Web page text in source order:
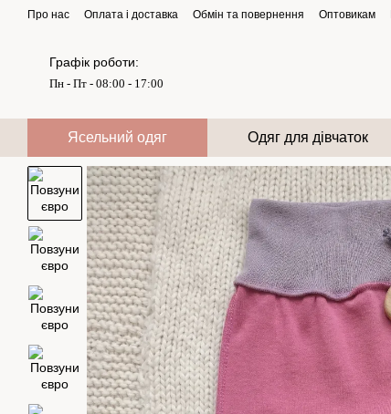
Перейти до основного контенту
Про нас Оплата і доставка Обмін та повернення Оптовикам
Графік роботи:
Пн - Пт - 08:00 - 17:00
Ясельний одяг Одяг для дівчаток